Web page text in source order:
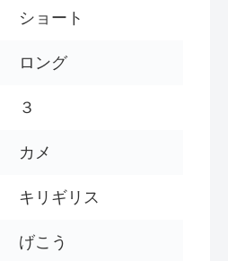
ショート
ロング
３
カメ
キリギリス
げこう